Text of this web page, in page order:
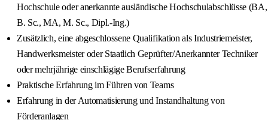
Hochschule oder anerkannte ausländische Hochschulabschlüsse (BA,
B. Sc., MA, M. Sc., Dipl.-Ing.)
Zusätzlich, eine abgeschlossene Qualifikation als Industriemeister,
Handwerksmeister oder Staatlich Geprüfter/Anerkannter Techniker
oder mehrjährige einschlägige Berufserfahrung
Praktische Erfahrung im Führen von Teams
Erfahrung in der Automatisierung und Instandhaltung von
Förderanlagen